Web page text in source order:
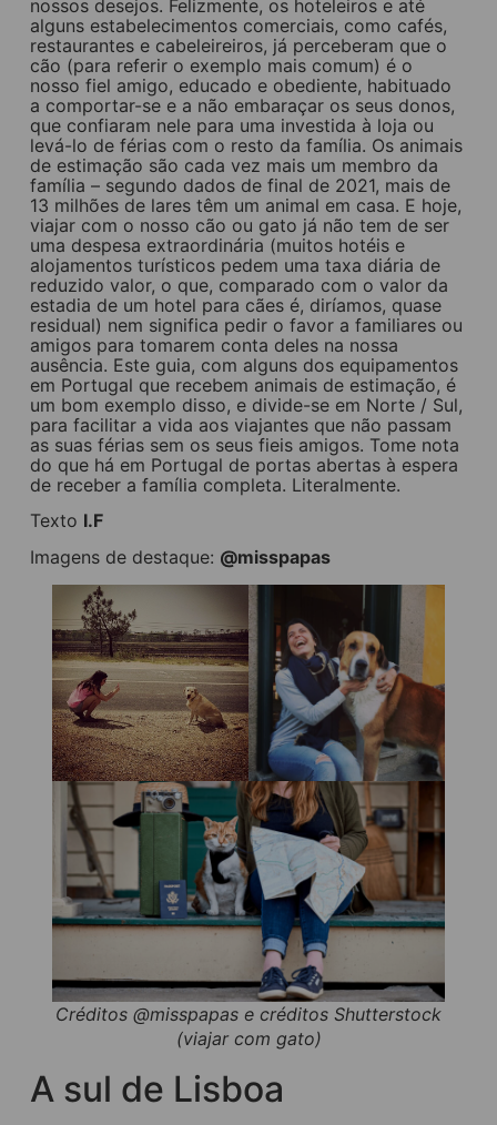
nossos desejos. Felizmente, os hoteleiros e até
alguns estabelecimentos comerciais, como cafés,
restaurantes e cabeleireiros, já perceberam que o
cão (para referir o exemplo mais comum) é o
nosso fiel amigo, educado e obediente, habituado
a comportar-se e a não embaraçar os seus donos,
que confiaram nele para uma investida à loja ou
levá-lo de férias com o resto da família. Os animais
de estimação são cada vez mais um membro da
família – segundo dados de final de 2021, mais de
13 milhões de lares têm um animal em casa. E hoje,
viajar com o nosso cão ou gato já não tem de ser
uma despesa extraordinária (muitos hotéis e
alojamentos turísticos pedem uma taxa diária de
reduzido valor, o que, comparado com o valor da
estadia de um hotel para cães é, diríamos, quase
residual) nem significa pedir o favor a familiares ou
amigos para tomarem conta deles na nossa
ausência. Este guia, com alguns dos equipamentos
em Portugal que recebem animais de estimação, é
um bom exemplo disso, e divide-se em Norte / Sul,
para facilitar a vida aos viajantes que não passam
as suas férias sem os seus fieis amigos. Tome nota
do que há em Portugal de portas abertas à espera
de receber a família completa. Literalmente.
Texto I.F
Imagens de destaque: @misspapas
Créditos @misspapas e créditos Shutterstock
(viajar com gato)
A sul de Lisboa